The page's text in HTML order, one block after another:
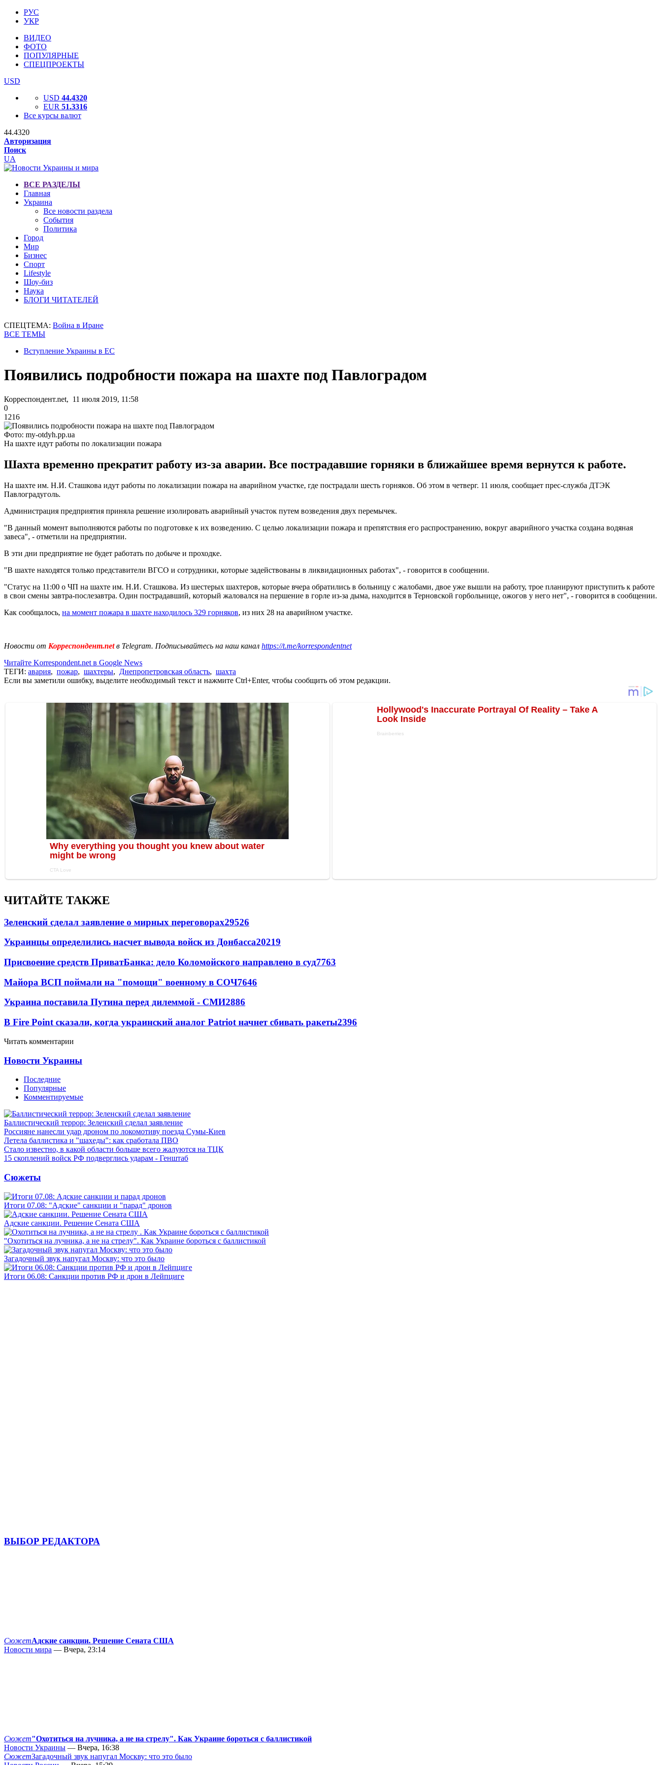
РУС
УКР
ВИДЕО
ФОТО
ПОПУЛЯРНЫЕ
СПЕЦПРОЕКТЫ
USD
USD 44.4320
EUR 51.3316
Все курсы валют
44.4320
Авторизация
Поиск
UA
ВСЕ РАЗДЕЛЫ
Главная
Украина
Все новости раздела
События
Политика
Город
Мир
Бизнес
Спорт
Lifestyle
Шоу-биз
Наука
БЛОГИ ЧИТАТЕЛЕЙ
СПЕЦТЕМА: Война в Иране
ВСЕ ТЕМЫ
Вступление Украины в ЕС
Появились подробности пожара на шахте под Павлоградом
Корреспондент.net, 11 июля 2019, 11:58
0
1216
Фото: my-otdyh.pp.ua
На шахте идут работы по локализации пожара
Шахта временно прекратит работу из-за аварии. Все пострадавшие горняки в ближайшее время вернутся к работе.
На шахте им. Н.И. Сташкова идут работы по локализации пожара на аварийном участке, где пострадали шесть горняков. Об этом в четверг. 11 июля, сообщает прес-служба ДТЭК
Павлоградуголь.
Администрация предприятия приняла решение изолировать аварийный участок путем возведения двух перемычек.
"В данный момент выполняются работы по подготовке к их возведению. С целью локализации пожара и препятствия его распространению, вокруг аварийного участка создана водяная
завеса", - отметили на предприятии.
В эти дни предприятие не будет работать по добыче и проходке.
"В шахте находятся только представители ВГСО и сотрудники, которые задействованы в ликвидационных работах", - говорится в сообщении.
"Статус на 11:00 о ЧП на шахте им. Н.И. Сташкова. Из шестерых шахтеров, которые вчера обратились в больницу с жалобами, двое уже вышли на работу, трое планируют приступить к работе
в свои смены завтра-послезавтра. Один пострадавший, который жаловался на першение в горле из-за дыма, находится в Терновской горбольнице, ожогов у него нет", - говорится в сообщении.
Как сообщалось, на момент пожара в шахте находилось 329 горняков, из них 28 на аварийном участке.
Новости от Корреспондент.netв Telegram. Подписывайтесь на наш канал https://t.me/korrespondentnet
Читайте Korrespondent.net в Google News
ТЕГИ: авария, пожар, шахтеры, Днепропетровская область, шахта
Если вы заметили ошибку, выделите необходимый текст и нажмите Ctrl+Enter, чтобы сообщить об этом редакции.
ЧИТАЙТЕ ТАКЖЕ
Зеленский сделал заявление о мирных переговорах29526
Украинцы определились насчет вывода войск из Донбасса20219
Присвоение средств ПриватБанка: дело Коломойского направлено в суд7763
Майора ВСП поймали на "помощи" военному в СОЧ7646
Украина поставила Путина перед дилеммой - СМИ2886
В Fire Point сказали, когда украинский аналог Patriot начнет сбивать ракеты2396
Читать комментарии
Новости Украины
Последние
Популярные
Комментируемые
Баллистический террор: Зеленский сделал заявление
Россияне нанесли удар дроном по локомотиву поезда Сумы-Киев
Летела баллистика и "шахеды": как сработала ПВО
Стало известно, в какой области больше всего жалуются на ТЦК
15 скоплений войск РФ подверглись ударам - Генштаб
Сюжеты
Итоги 07.08: "Адские" санкции и "парад" дронов
Адские санкции. Решение Сената США
"Охотиться на лучника, а не на стрелу". Как Украине бороться с баллистикой
Загадочный звук напугал Москву: что это было
Итоги 06.08: Санкции против РФ и дрон в Лейпциге
ВЫБОР РЕДАКТОРА
СюжетАдские санкции. Решение Сената США
Новости мира — Вчера, 23:14
Сюжет"Охотиться на лучника, а не на стрелу". Как Украине бороться с баллистикой
Новости Украины — Вчера, 16:38
СюжетЗагадочный звук напугал Москву: что это было